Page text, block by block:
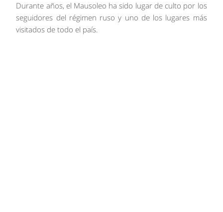
Durante años, el Mausoleo ha sido lugar de culto por los
seguidores del régimen ruso y uno de los lugares más
visitados de todo el país.